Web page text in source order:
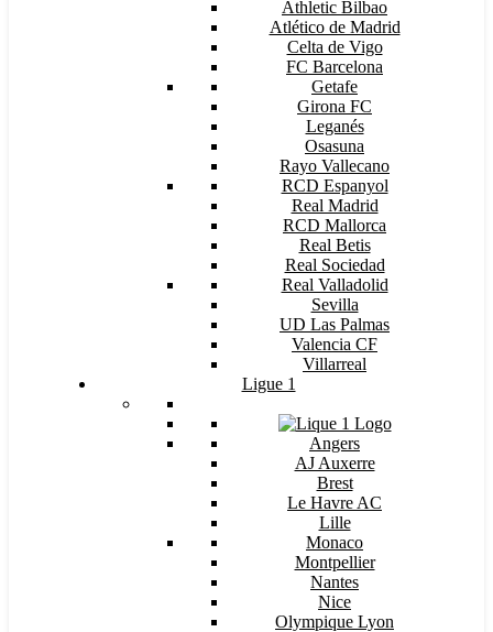
Athletic Bilbao
Atlético de Madrid
Celta de Vigo
FC Barcelona
Getafe
Girona FC
Leganés
Osasuna
Rayo Vallecano
RCD Espanyol
Real Madrid
RCD Mallorca
Real Betis
Real Sociedad
Real Valladolid
Sevilla
UD Las Palmas
Valencia CF
Villarreal
Ligue 1
Angers
AJ Auxerre
Brest
Le Havre AC
Lille
Monaco
Montpellier
Nantes
Nice
Olympique Lyon